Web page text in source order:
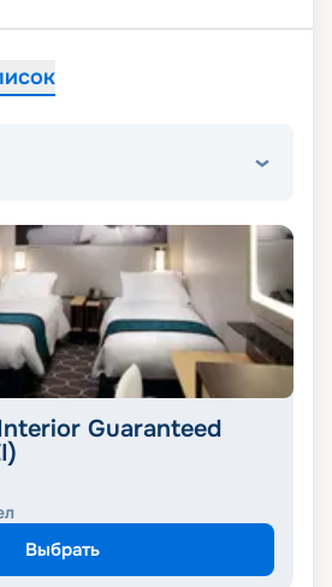
Guaranteed
Выбрать